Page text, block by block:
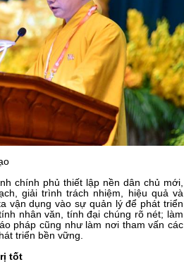
chính phủ thiết lập nền dân chủ mới,
giải trình trách nhiệm, hiệu quả và
vận dụng vào sự quản lý để phát triển
nhân văn, tính đại chúng rõ nét; làm
pháp cũng như làm nơi tham vấn các
triển bền vững.
tốt